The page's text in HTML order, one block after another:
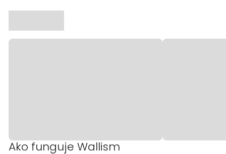
Ako funguje Wallism